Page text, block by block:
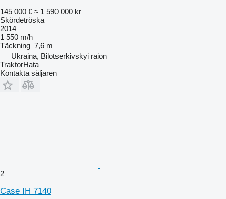
145 000 € ≈ 1 590 000 kr
Skördetröska
2014
1 550 m/h
Täckning 7,6 m
Ukraina, Bilotserkivskyi raion
TraktorHata
Kontakta säljaren
2
Case IH 7140